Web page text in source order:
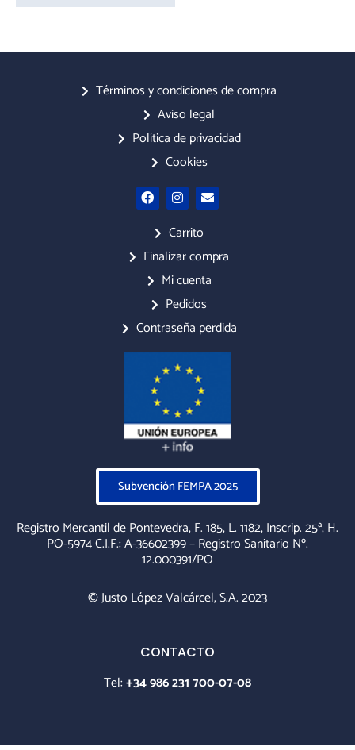
Términos y condiciones de compra
Aviso legal
Política de privacidad
Cookies
F
a
o
k
I
n
t
a
g
r
a
m
E
n
o
e
Carrito
Finalizar compra
Mi cuenta
Pedidos
Contraseña perdida
Subvención FEMPA 2025
Registro Mercantil de Pontevedra, F. 185, L. 1182, Inscrip. 25ª, H.
PO-5974 C.I.F.: A-36602399 – Registro Sanitario Nº.
12.000391/PO
© Justo López Valcárcel, S.A. 2023
CONTACTO
Tel:+34 986 231 700-07-08